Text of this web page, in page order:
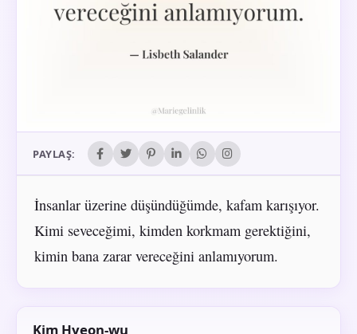
PAYLAŞ:
İnsanlar üzerine düşündüğümde, kafam karışıyor.
Kimi seveceğimi, kimden korkmam gerektiğini,
kimin bana zarar vereceğini anlamıyorum.
Kim Hyeon-wu